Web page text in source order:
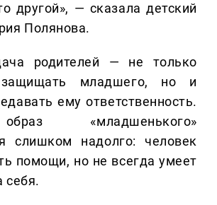
другой», — сказала детский
Полянова.
родителей — не только
младшего, но и
ему ответственность.
«младшенького»
слишком надолго: человек
помощи, но не всегда умеет
себя.